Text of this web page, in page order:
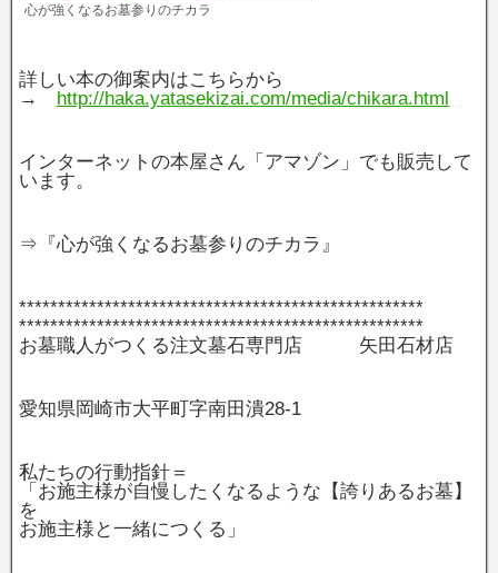
心が強くなるお墓参りのチカラ
詳しい本の御案内はこちらから
→ http://haka.yatasekizai.com/media/chikara.html
インターネットの本屋さん「アマゾン」でも販売して
います。
⇒『心が強くなるお墓参りのチカラ』
****************************************************
****************************************************
お墓職人がつくる注文墓石専門店 矢田石材店
愛知県岡崎市大平町字南田潰28‐1
私たちの行動指針＝
「お施主様が自慢したくなるような【誇りあるお墓】
を
お施主様と一緒につくる」